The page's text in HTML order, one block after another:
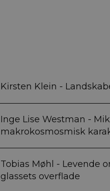
Kirsten Klein -
Inge Lise Westman -
makrokosmosmisk
Tobias Møhl - Levende
glassets overflade